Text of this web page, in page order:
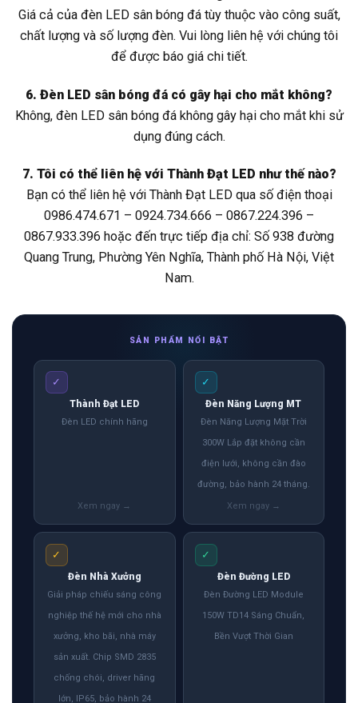
Giá cả của đèn LED sân bóng đá tùy thuộc vào công suất,
chất lượng và số lượng đèn. Vui lòng liên hệ với chúng tôi
để được báo giá chi tiết.
6. Đèn LED sân bóng đá có gây hại cho mắt không?
Không, đèn LED sân bóng đá không gây hại cho mắt khi sử
dụng đúng cách.
7. Tôi có thể liên hệ với Thành Đạt LED như thế nào?
Bạn có thể liên hệ với Thành Đạt LED qua số điện thoại
0986.474.671 – 0924.734.666 – 0867.224.396 –
0867.933.396 hoặc đến trực tiếp địa chỉ: Số 938 đường
Quang Trung, Phường Yên Nghĩa, Thành phố Hà Nội, Việt
Nam.
SẢN PHẨM NỔI BẬT
✓
Thành Đạt LED
Đèn LED chính hãng
✓
Đèn Năng Lượng MT
Đèn Năng Lượng Mặt Trời
300W Lắp đặt không cần
điện lưới, không cần đào
đường, bảo hành 24 tháng.
✓
Đèn Nhà Xưởng
Giải pháp chiếu sáng công
nghiệp thế hệ mới cho nhà
xưởng, kho bãi, nhà máy
sản xuất. Chip SMD 2835
chống chói, driver hãng
lớn, IP65, bảo hành 24
✓
Đèn Đường LED
Đèn Đường LED Module
150W TD14 Sáng Chuẩn,
Bền Vượt Thời Gian